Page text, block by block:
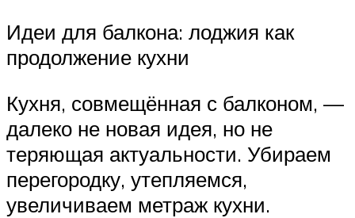
Идеи для балкона: лоджия как
продолжение кухни
Кухня, совмещённая с балконом, —
далеко не новая идея, но не
теряющая актуальности. Убираем
перегородку, утепляемся,
увеличиваем метраж кухни.